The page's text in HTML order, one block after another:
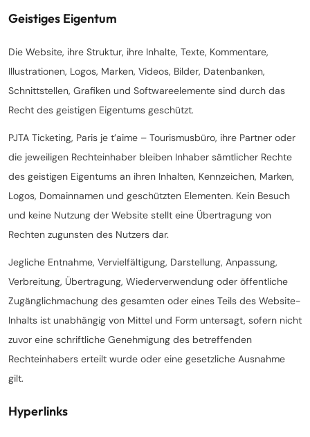
Geistiges Eigentum
Die Website, ihre Struktur, ihre Inhalte, Texte, Kommentare,
Illustrationen, Logos, Marken, Videos, Bilder, Datenbanken,
Schnittstellen, Grafiken und Softwareelemente sind durch das
Recht des geistigen Eigentums geschützt.
PJTA Ticketing, Paris je t’aime – Tourismusbüro, ihre Partner oder
die jeweiligen Rechteinhaber bleiben Inhaber sämtlicher Rechte
des geistigen Eigentums an ihren Inhalten, Kennzeichen, Marken,
Logos, Domainnamen und geschützten Elementen. Kein Besuch
und keine Nutzung der Website stellt eine Übertragung von
Rechten zugunsten des Nutzers dar.
Jegliche Entnahme, Vervielfältigung, Darstellung, Anpassung,
Verbreitung, Übertragung, Wiederverwendung oder öffentliche
Zugänglichmachung des gesamten oder eines Teils des Website-
Inhalts ist unabhängig von Mittel und Form untersagt, sofern nicht
zuvor eine schriftliche Genehmigung des betreffenden
Rechteinhabers erteilt wurde oder eine gesetzliche Ausnahme
gilt.
Hyperlinks